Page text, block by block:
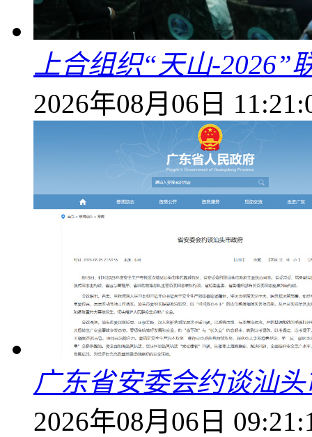
上合组织“天山-2026”
2026年08月06日
广东省安委会约谈汕
2026年08月06日